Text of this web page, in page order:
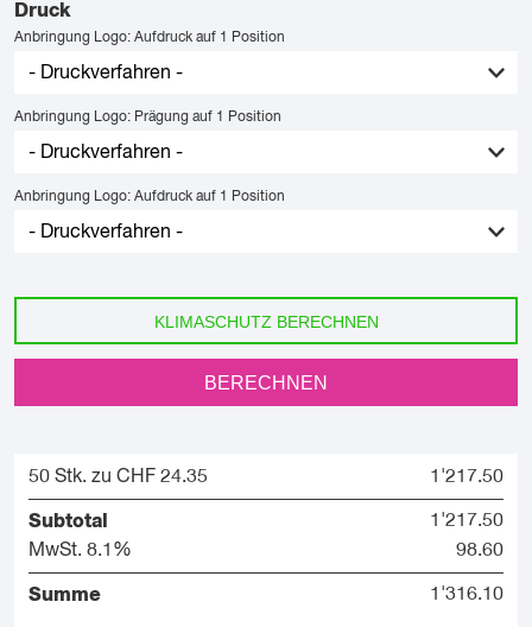
Druck
Anbringung Logo: Aufdruck auf 1 Position
Anbringung Logo: Prägung auf 1 Position
Anbringung Logo: Aufdruck auf 1 Position
KLIMASCHUTZ BERECHNEN
BERECHNEN
50 Stk. zu CHF 24.35 1'217.50
Subtotal
1'217.50
MwSt. 8.1%
98.60
Summe 1'316.10